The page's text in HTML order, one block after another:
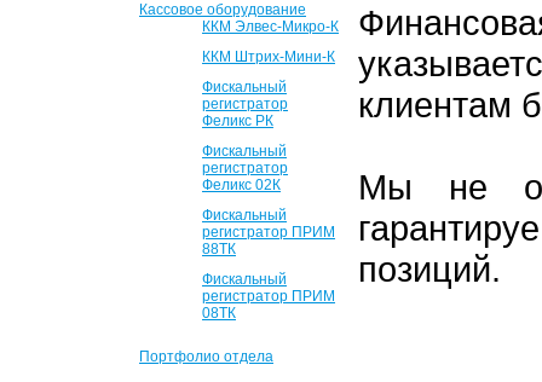
Кассовое оборудование
ККМ Элвес-Микро-К
ККМ Штрих-Мини-К
Фискальный
регистратор
Феликс РК
Фискальный
регистратор
Феликс 02К
Фискальный
регистратор ПРИМ
88ТК
Фискальный
регистратор ПРИМ
08ТК
Портфолио отдела
клиентам
Мы не
позиций.